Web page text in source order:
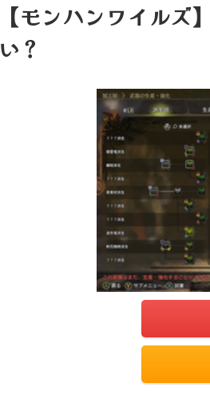
【モンハンワイル
い？